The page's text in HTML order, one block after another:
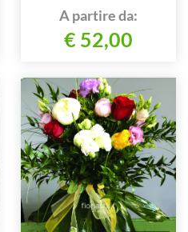
A partire da:
€ 52,00